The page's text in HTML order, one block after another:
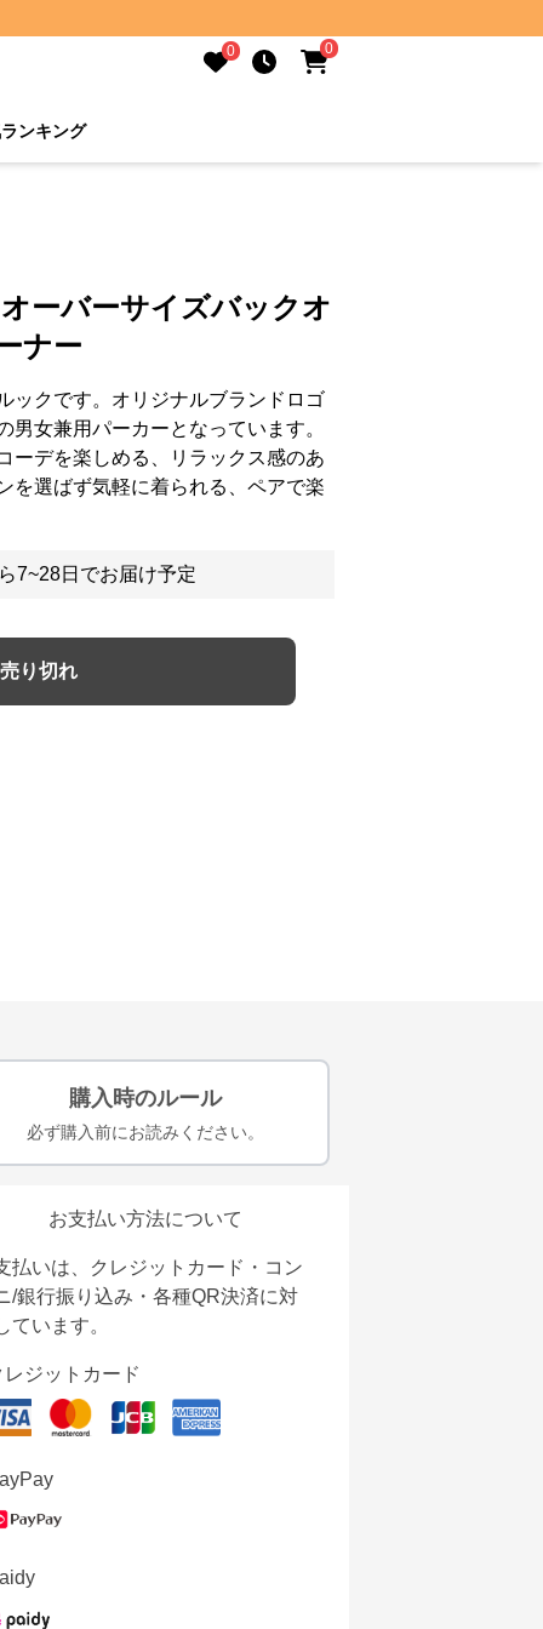
0 0
ランキング
ーバーサイズバックオ
ナー
ックです。オリジナルブランドロゴ
男女兼用パーカーとなっています。
ーデを楽しめる、リラックス感のあ
を選ばず気軽に着られる、ペアで楽
7~28日でお届け予定
売り切れ
購入時のルール
必ず購入前にお読みください。
お支払い方法について
払いは、クレジットカード・コン
/銀行振り込み・各種QR決済に対
ています。
レジットカード